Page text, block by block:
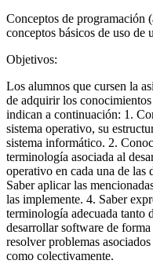
Conceptos de programación
conceptos básicos de uso de
Objetivos:
Los alumnos que cursen la
de adquirir los
indican a continuación: 1.
sistema operativo, su
sistema informático. 2.
terminología asociada al
operativo en cada una de las
Saber aplicar las
las implemente. 4. Saber
terminología adecuada tanto
desarrollar software de
resolver problemas
como colectivamente.